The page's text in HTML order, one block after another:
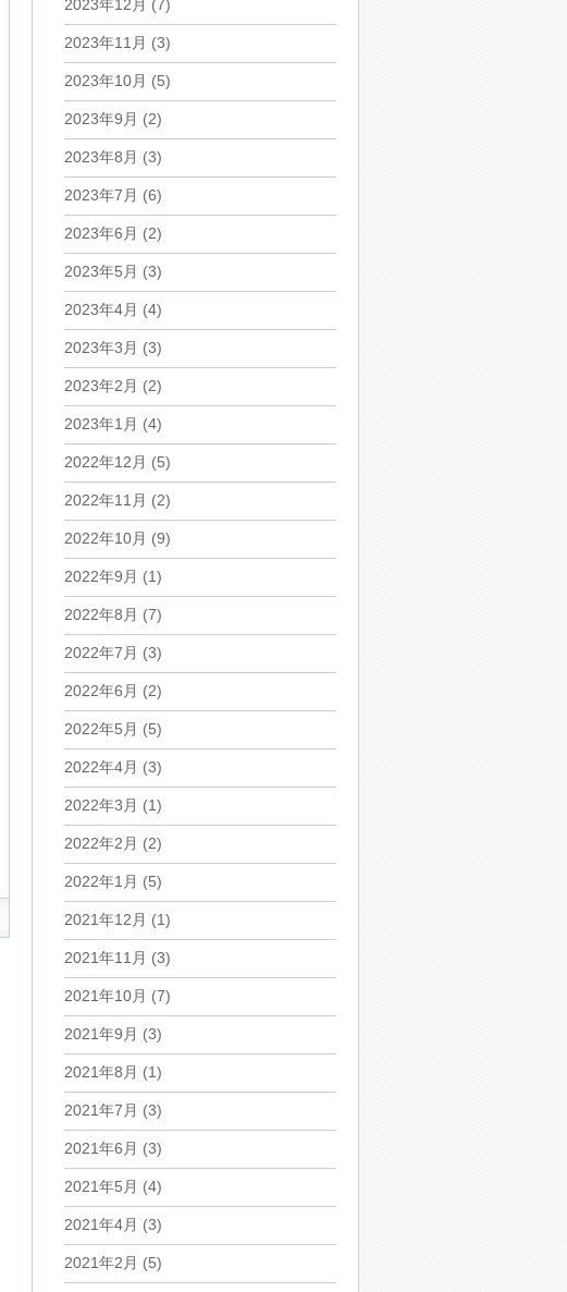
2023年12月 (7)
2023年11月 (3)
2023年10月 (5)
2023年9月 (2)
2023年8月 (3)
2023年7月 (6)
2023年6月 (2)
2023年5月 (3)
2023年4月 (4)
2023年3月 (3)
2023年2月 (2)
2023年1月 (4)
2022年12月 (5)
2022年11月 (2)
2022年10月 (9)
2022年9月 (1)
2022年8月 (7)
2022年7月 (3)
2022年6月 (2)
2022年5月 (5)
2022年4月 (3)
2022年3月 (1)
2022年2月 (2)
2022年1月 (5)
2021年12月 (1)
2021年11月 (3)
2021年10月 (7)
2021年9月 (3)
2021年8月 (1)
2021年7月 (3)
2021年6月 (3)
2021年5月 (4)
2021年4月 (3)
2021年2月 (5)